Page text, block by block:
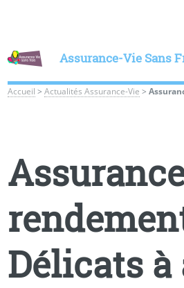
Assurance-Vie Sans
Accueil >Actualités Assurance-Vie >
Délicats